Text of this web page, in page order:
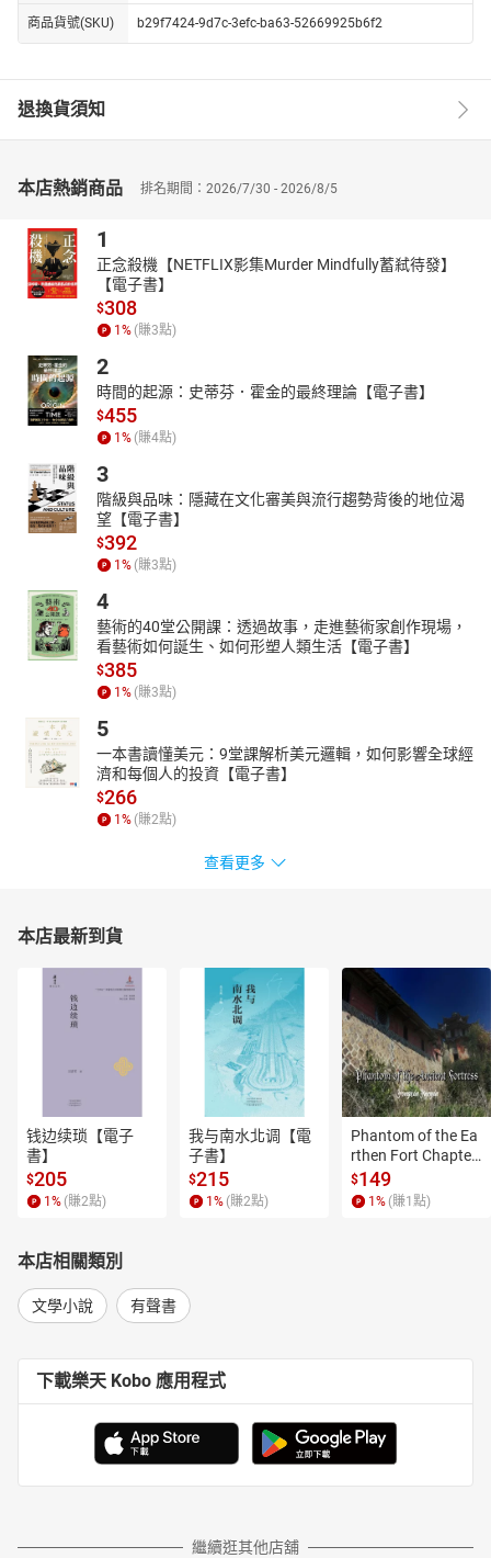
商品貨號(SKU) b29f7424-9d7c-3efc-ba63-52669925b6f2
退換貨須知
本店熱銷商品 排名期間：2026/7/30 - 2026/8/5
1
正念殺機【NETFLIX影集Murder Mindfully蓄弒待發】
【電子書】
$308
1% (賺3點)
2
時間的起源：史蒂芬．霍金的最終理論【電子書】
$455
1% (賺4點)
3
階級與品味：隱藏在文化審美與流行趨勢背後的地位渴
望【電子書】
$392
1% (賺3點)
4
藝術的40堂公開課：透過故事，走進藝術家創作現場，
看藝術如何誕生、如何形塑人類生活【電子書】
$385
1% (賺3點)
5
一本書讀懂美元：9堂課解析美元邏輯，如何影響全球經
濟和每個人的投資【電子書】
$266
1% (賺2點)
查看更多
本店最新到貨
钱边续琐【電子
書】
$205
1 % (賺2點)
我与南水北调【電
子書】
$215
1 % (賺2點)
Phantom of the Ea
rthen Fort Chapter
4【有聲書】
$149
1 % (賺1 點)
本店相關類別
文學小說 有聲書
下載樂天 Kobo 應用程式
繼續逛其他店舖